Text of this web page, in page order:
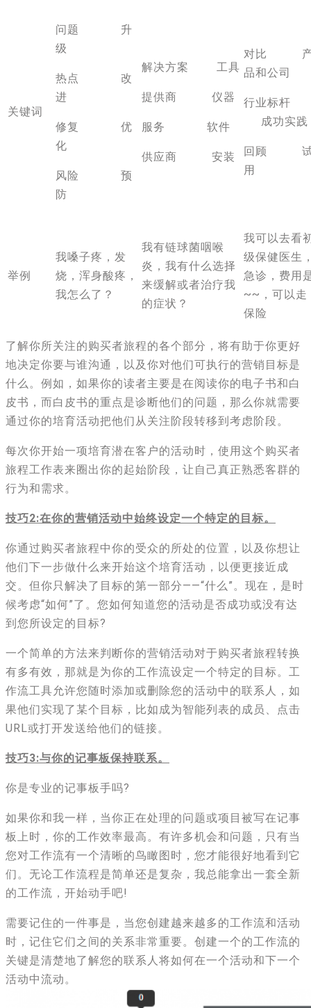
关键词
问题 升
级
热点 改
进
修复 优
化
风险 预
防
解决方案 工具
提供商 仪器
服务 软件
供应商 安装
对比
品和公司
行业标杆
成功实践
回顾
用
举例
我嗓子疼，发
烧，浑身酸疼，
我怎么了？
我有链球菌咽喉
炎，我有什么选择
来缓解或者治疗我
的症状？
我可以去看
级保健医生
急诊，费用
~~，可以走
保险
了解你所关注的购买者旅程的各个部分，将有助于你更好
地决定你要与谁沟通，以及你对他们可执行的营销目标是
什么。例如，如果你的读者主要是在阅读你的电子书和白
皮书，而白皮书的重点是诊断他们的问题，那么你就需要
通过你的培育活动把他们从关注阶段转移到考虑阶段。
每次你开始一项培育潜在客户的活动时，使用这个购买者
旅程工作表来圈出你的起始阶段，让自己真正熟悉客群的
行为和需求。
技巧2:在你的营销活动中始终设定一个特定的目标。
你通过购买者旅程中你的受众的所处的位置，以及你想让
他们下一步做什么来开始这个培育活动，以便更接近成
交。但你只解决了目标的第一部分——“什么”。现在，是时
候考虑“如何”了。您如何知道您的活动是否成功或没有达
到您所设定的目标?
一个简单的方法来判断你的营销活动对于购买者旅程转换
有多有效，那就是为你的工作流设定一个特定的目标。工
作流工具允许您随时添加或删除您的活动中的联系人，如
果他们实现了某个目标，比如成为智能列表的成员、点击
URL或打开发送给他们的链接。
技巧3:与你的记事板保持联系。
你是专业的记事板手吗?
如果你和我一样，当你正在处理的问题或项目被写在记事
板上时，你的工作效率最高。有许多机会和问题，只有当
您对工作流有一个清晰的鸟瞰图时，您才能很好地看到它
们。无论工作流程是简单还是复杂，我总能拿出一套全新
的工作流，开始动手吧!
需要记住的一件事是，当您创建越来越多的工作流和活动
时，记住它们之间的关系非常重要。创建一个的工作流的
关键是清楚地了解您的联系人将如何在一个活动和下一个
活动中流动。